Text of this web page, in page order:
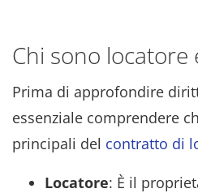
Chi sono
Prima di approfondire
essenziale comprendere
principali del contratto di
Locatore: È il